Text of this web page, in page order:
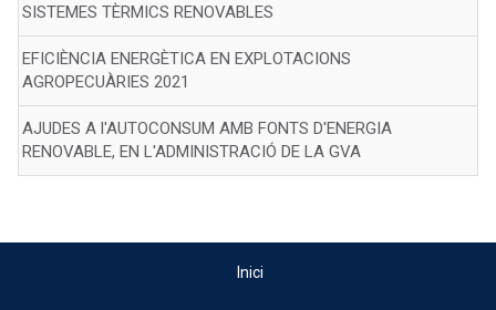
SISTEMES TÈRMICS RENOVABLES
EFICIÈNCIA ENERGÈTICA EN EXPLOTACIONS
AGROPECUÀRIES 2021
AJUDES A l'AUTOCONSUM AMB FONTS D'ENERGIA
RENOVABLE, EN L'ADMINISTRACIÓ DE LA GVA
Inici